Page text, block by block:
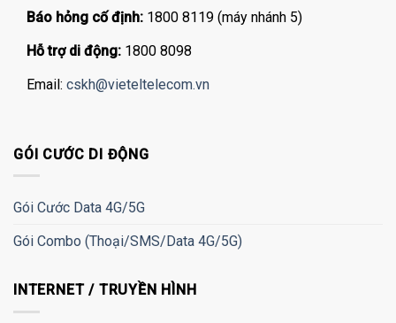
Báo hỏng cố định: 1800 8119 (máy nhánh 5)
Hỗ trợ di động: 1800 8098
Email: cskh@vieteltelecom.vn
GÓI CƯỚC DI ĐỘNG
Gói Cước Data 4G/5G
Gói Combo (Thoại/SMS/Data 4G/5G)
INTERNET / TRUYỀN HÌNH